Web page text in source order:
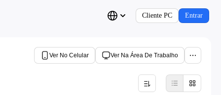
Cliente PC Entrar
Ver No Celular Ver Na Área De Trabalho